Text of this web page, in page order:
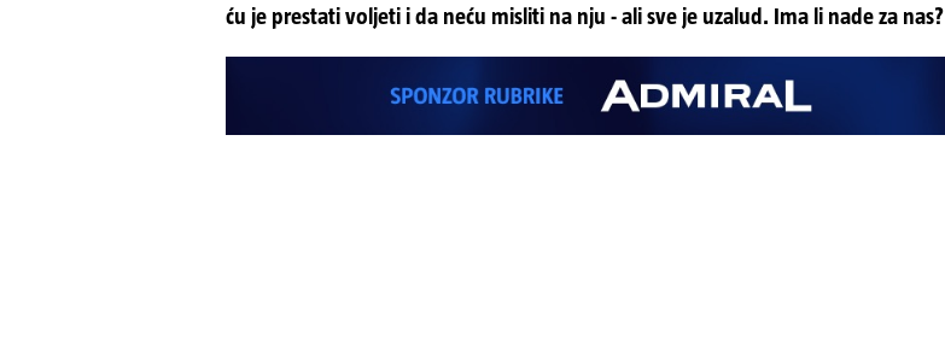
ću je prestati voljeti i da neću misliti na nju - ali sve je uzalud. Ima li nade za nas?